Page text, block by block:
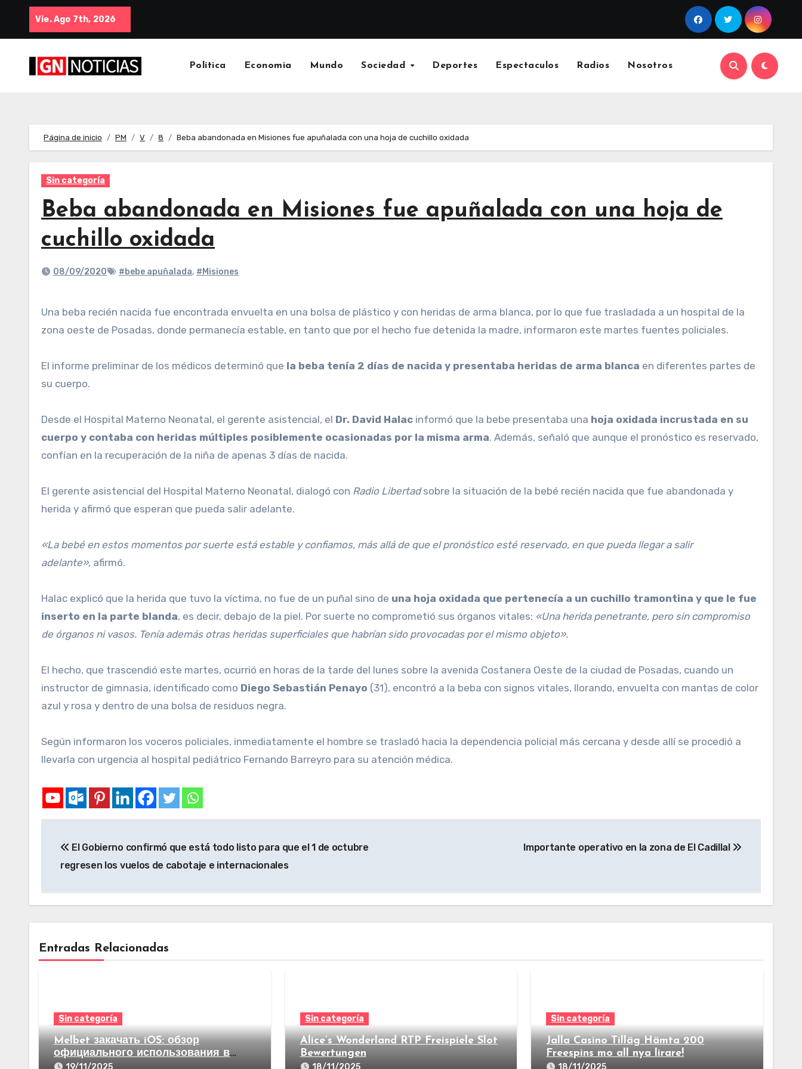
Vie. Ago 7th, 2026
Política Economia Mundo Sociedad Deportes Espectaculos Radios Nosotros
Página de inicio PM V 8 Beba abandonada en Misiones fue apuñalada con una hoja de cuchillo oxidada
Sin categoría
Beba abandonada en Misiones fue apuñalada con una hoja de
cuchillo oxidada
08/09/2020 #bebe apuñalada, #Misiones
Una beba recién nacida fue encontrada envuelta en una bolsa de plástico y con heridas de arma blanca, por lo que fue trasladada a un hospital de la
zona oeste de Posadas, donde permanecía estable, en tanto que por el hecho fue detenida la madre, informaron este martes fuentes policiales.
El informe preliminar de los médicos determinó que la beba tenía 2 días de nacida y presentaba heridas de arma blanca en diferentes partes de
su cuerpo.
Desde el Hospital Materno Neonatal, el gerente asistencial, el Dr. David Halac informó que la bebe presentaba una hoja oxidada incrustada en su
cuerpo y contaba con heridas múltiples posiblemente ocasionadas por la misma arma. Además, señaló que aunque el pronóstico es reservado,
confían en la recuperación de la niña de apenas 3 días de nacida.
El gerente asistencial del Hospital Materno Neonatal, dialogó con Radio Libertadsobre la situación de la bebé recién nacida que fue abandonada y
herida y afirmó que esperan que pueda salir adelante.
«La bebé en estos momentos por suerte está estable y confiamos, más allá de que el pronóstico esté reservado, en que pueda llegar a salir
adelante», afirmó.
Halac explicó que la herida que tuvo la víctima, no fue de un puñal sino de una hoja oxidada que pertenecía a un cuchillo tramontina y que le fue
inserto en la parte blanda, es decir, debajo de la piel. Por suerte no comprometió sus órganos vitales: «Una herida penetrante, pero sin compromiso
de órganos ni vasos. Tenía además otras heridas superficiales que habrían sido provocadas por el mismo objeto».
El hecho, que trascendió este martes, ocurrió en horas de la tarde del lunes sobre la avenida Costanera Oeste de la ciudad de Posadas, cuando un
instructor de gimnasia, identificado como Diego Sebastián Penayo (31), encontró a la beba con signos vitales, llorando, envuelta con mantas de color
azul y rosa y dentro de una bolsa de residuos negra.
Según informaron los voceros policiales, inmediatamente el hombre se trasladó hacia la dependencia policial más cercana y desde allí se procedió a
llevarla con urgencia al hospital pediátrico Fernando Barreyro para su atención médica.
El Gobierno confirmó que está todo listo para que el 1 de octubre
regresen los vuelos de cabotaje e internacionales
Importante operativo en la zona de El Cadillal
Entradas Relacionadas
Sin categoría
Melbet закачать iOS: обзор
официального использования в
видах став на спорт а еще казино
19/11/2025
Sin categoría
Alice’s Wonderland RTP Freispiele Slot
Bewertungen
18/11/2025
Sin categoría
Jalla Casino Tilläg Hämta 200
Freespins mo all nya lirare!
18/11/2025